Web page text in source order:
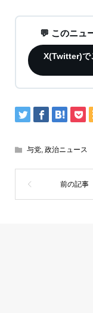
💬 このニュ
X(Twitter)で
与党, 政治ニュース